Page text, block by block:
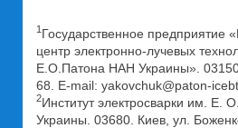
1Государственное предприятие
центр электронно-лучевых
Е.О.Патона НАН Украины». 03150,
68. E-mail: yakovchuk@paton-
2Институт электросварки им. Е.
Украины. 03680. Киев, ул.